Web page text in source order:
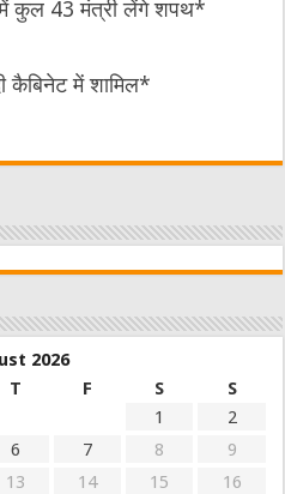
में कुल 43 मंत्री लेंगे शपथ*
कैबिनेट में शामिल*
2026
T F S
S
1
2
6 7 8
9
13 14 15
16